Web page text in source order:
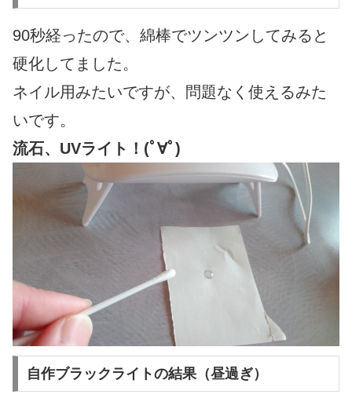
90秒経ったので、綿棒でツンツンしてみると
硬化してました。
ネイル用みたいですが、問題なく使えるみた
いです。
流石、UVライト！(ﾟ∀ﾟ)
自作ブラックライトの結果（昼過ぎ）